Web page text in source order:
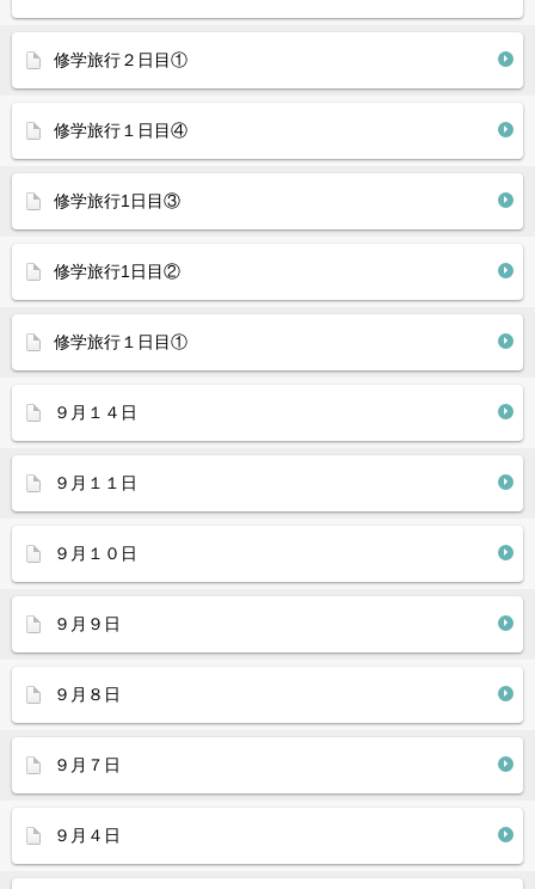
修学旅行２日目①
修学旅行１日目④
修学旅行1日目③
修学旅行1日目②
修学旅行１日目①
９月１４日
９月１１日
９月１０日
９月９日
９月８日
９月７日
９月４日